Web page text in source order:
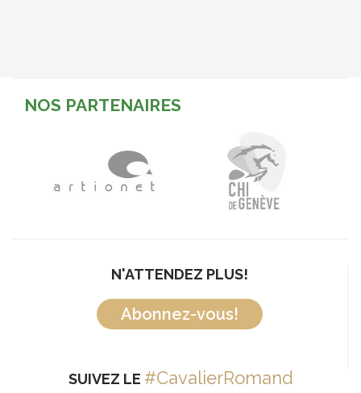
NOS PARTENAIRES
N'ATTENDEZ PLUS!
Abonnez-vous!
SUIVEZ LE #CavalierRomand